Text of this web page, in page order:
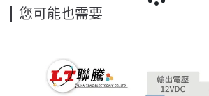
您可能也需要